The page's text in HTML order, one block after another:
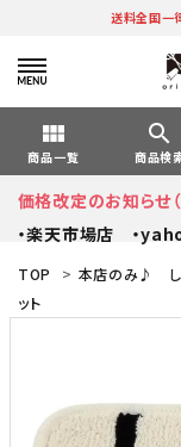
送料全国一
view_module
商品一覧
search
商品検
価格改定のお知らせ
・楽天市場店
・
TOP > 本店のみ♪ し
ット